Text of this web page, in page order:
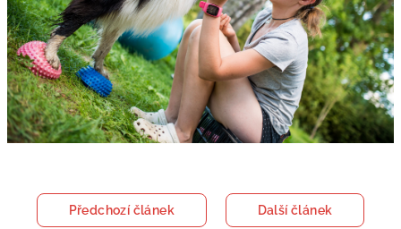
Předchozí článek Další článek